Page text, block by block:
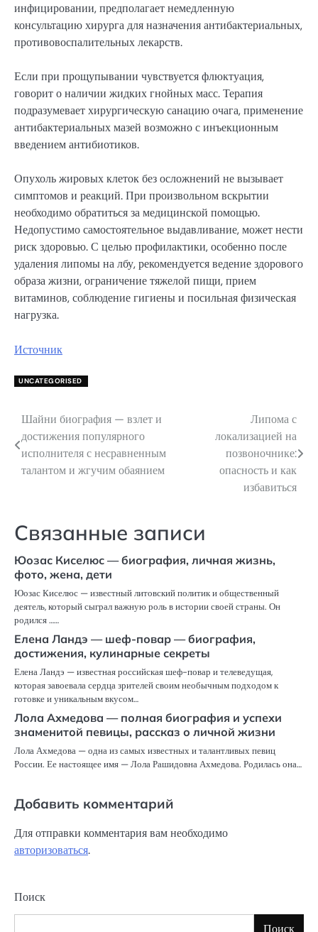
инфицировании, предполагает немедленную
консультацию хирурга для назначения антибактериальных,
противовоспалительных лекарств.
Если при прощупывании чувствуется флюктуация,
говорит о наличии жидких гнойных масс. Терапия
подразумевает хирургическую санацию очага, применение
антибактериальных мазей возможно с инъекционным
введением антибиотиков.
Опухоль жировых клеток без осложнений не вызывает
симптомов и реакций. При произвольном вскрытии
необходимо обратиться за медицинской помощью.
Недопустимо самостоятельное выдавливание, может нести
риск здоровью. С целью профилактики, особенно после
удаления липомы на лбу, рекомендуется ведение здорового
образа жизни, ограничение тяжелой пищи, прием
витаминов, соблюдение гигиены и посильная физическая
нагрузка.
Источник
UNCATEGORISED
Навигация
по
записям
Шайни биография — взлет и
достижения популярного
исполнителя с несравненным
талантом и жгучим обаянием
Липома с
локализацией на
позвоночнике:
опасность и как
избавиться
Связанные записи
Юозас Киселюс — биография, личная жизнь,
фото, жена, дети
Юозас Киселюс — известный литовский политик и общественный
деятель, который сыграл важную роль в истории своей страны. Он
родился ……
Елена Ландэ — шеф-повар — биография,
достижения, кулинарные секреты
Елена Ландэ — известная российская шеф-повар и телеведущая,
которая завоевала сердца зрителей своим необычным подходом к
готовке и уникальным вкусом…
Лола Ахмедова — полная биография и успехи
знаменитой певицы, рассказ о личной жизни
Лола Ахмедова — одна из самых известных и талантливых певиц
России. Ее настоящее имя — Лола Рашидовна Ахмедова. Родилась она…
Добавить комментарий
Для отправки комментария вам необходимо
авторизоваться.
Поиск
Поиск